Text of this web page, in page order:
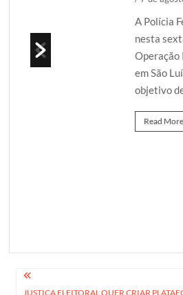
A Polícia
nesta
Operação
em São
objetivo
Read More
Navegação
JUSTIÇA ELEITORAL QUER CRIAR